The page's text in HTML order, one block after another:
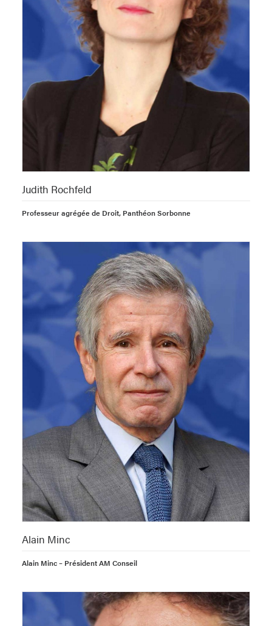
Judith Rochfeld
Professeur agrégée de Droit, Panthéon Sorbonne
Alain Minc
Alain Minc – Président AM Conseil